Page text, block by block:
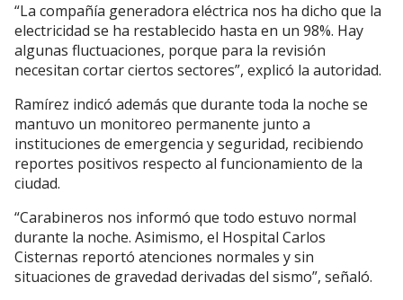
“La compañía generadora eléctrica nos ha dicho que la
electricidad se ha restablecido hasta en un 98%. Hay
algunas fluctuaciones, porque para la revisión
necesitan cortar ciertos sectores”, explicó la autoridad.
Ramírez indicó además que durante toda la noche se
mantuvo un monitoreo permanente junto a
instituciones de emergencia y seguridad, recibiendo
reportes positivos respecto al funcionamiento de la
ciudad.
“Carabineros nos informó que todo estuvo normal
durante la noche. Asimismo, el Hospital Carlos
Cisternas reportó atenciones normales y sin
situaciones de gravedad derivadas del sismo”, señaló.